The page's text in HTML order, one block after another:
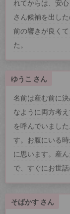
れてからは、安
さん候補を出し
前の響きが良く
た。
ゆうこ さん
名前は産む前に
なように両方考
を呼んでいまし
す。お腹にいる
に思います。産
で、すぐにお世
そばかす さん